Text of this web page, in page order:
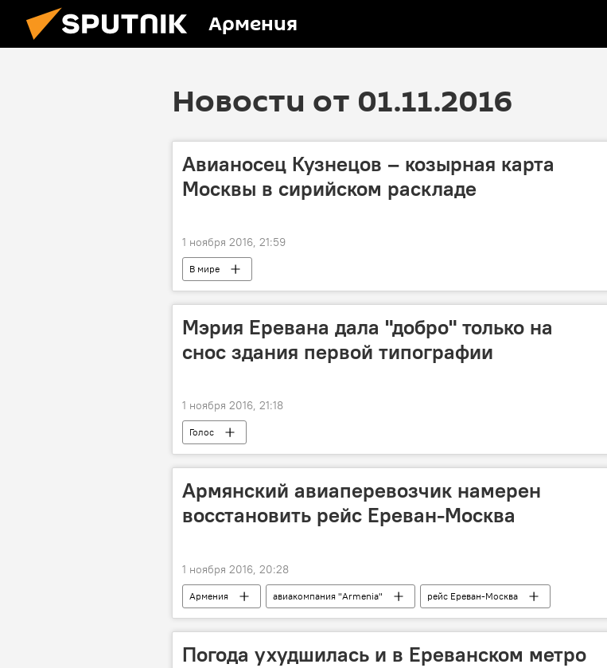
Армения
Новости от 01.11.2016
Авианосец Кузнецов – козырная карта
Москвы в сирийском раскладе
1 ноября 2016, 21:59
В мире
Мэрия Еревана дала "добро" только на
снос здания первой типографии
1 ноября 2016, 21:18
Голос
Армянский авиаперевозчик намерен
восстановить рейс Ереван-Москва
1 ноября 2016, 20:28
Армения aвиакомпания "Armenia" рейс Ереван-Москва
Погода ухудшилась и в Ереванском метро